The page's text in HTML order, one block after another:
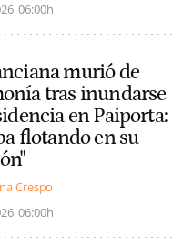
06:00h
murió de
tras inundarse
en Paiporta:
flotando en su
Crespo
06:00h